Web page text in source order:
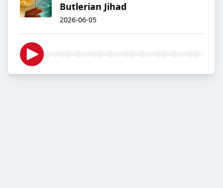
Butlerian Jihad
2026-06-05